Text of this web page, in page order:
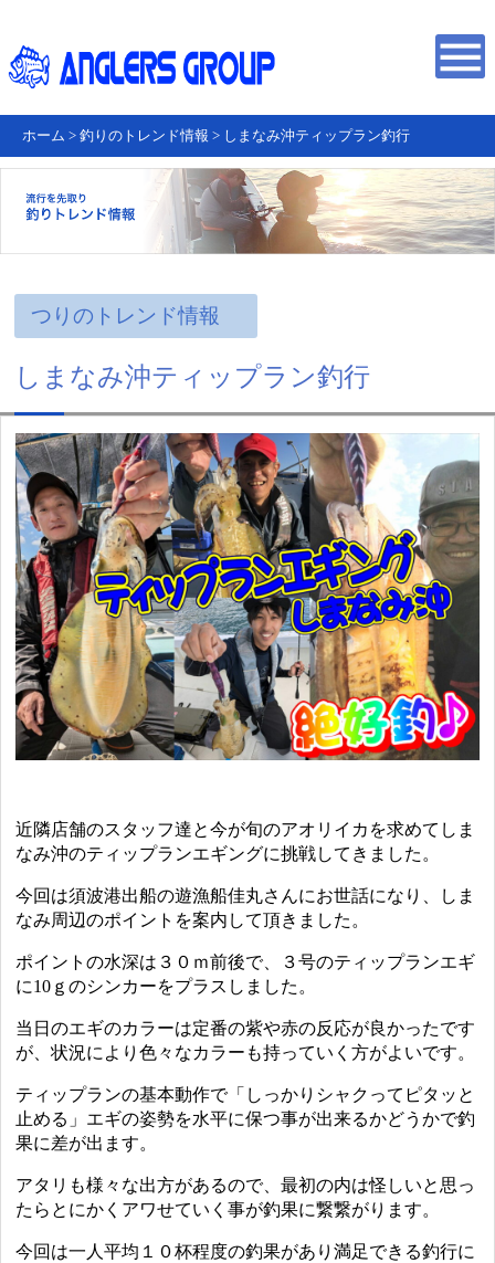
ホーム > 釣りのトレンド情報 > しまなみ沖ティップラン釣行
つりのトレンド情報
しまなみ沖ティップラン釣行
近隣店舗のスタッフ達と今が旬のアオリイカを求めてしま
なみ沖のティップランエギングに挑戦してきました。
今回は須波港出船の遊漁船佳丸さんにお世話になり、しま
なみ周辺のポイントを案内して頂きました。
ポイントの水深は３０ｍ前後で、３号のティップランエギ
に10ｇのシンカーをプラスしました。
当日のエギのカラーは定番の紫や赤の反応が良かったです
が、状況により色々なカラーも持っていく方がよいです。
ティップランの基本動作で「しっかりシャクってピタッと
止める」エギの姿勢を水平に保つ事が出来るかどうかで釣
果に差が出ます。
アタリも様々な出方があるので、最初の内は怪しいと思っ
たらとにかくアワせていく事が釣果に繋繋がります。
今回は一人平均１０杯程度の釣果があり満足できる釣行に